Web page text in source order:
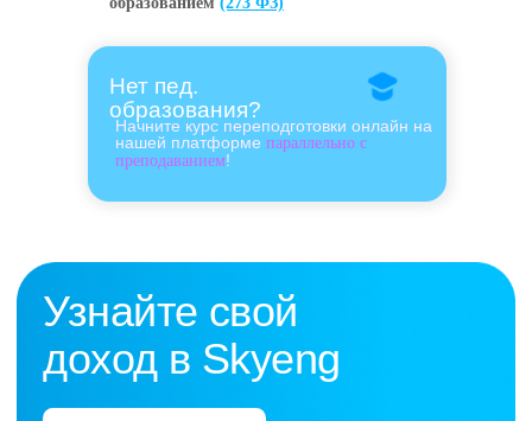
Начните курс переподготовки онлайн на
нашей платформе параллельно с
преподаванием!
Нет пед.
образования?
Нас выбрали 10 000+
которые ценят:
Время
Готовые планы и материалы, онлайн-
платформа с автопроверкой заданий,
поддержка 24/7 и никакой бюрократии